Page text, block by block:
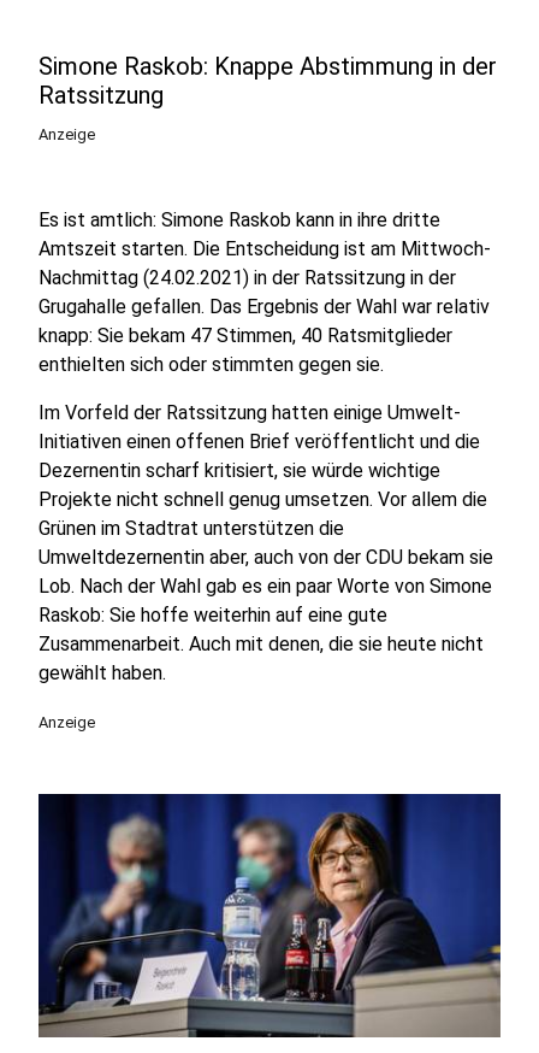
Simone Raskob: Knappe Abstimmung in der
Ratssitzung
Anzeige
Es ist amtlich: Simone Raskob kann in ihre dritte
Amtszeit starten. Die Entscheidung ist am Mittwoch-
Nachmittag (24.02.2021) in der Ratssitzung in der
Grugahalle gefallen. Das Ergebnis der Wahl war relativ
knapp: Sie bekam 47 Stimmen, 40 Ratsmitglieder
enthielten sich oder stimmten gegen sie.
Im Vorfeld der Ratssitzung hatten einige Umwelt-
Initiativen einen offenen Brief veröffentlicht und die
Dezernentin scharf kritisiert, sie würde wichtige
Projekte nicht schnell genug umsetzen. Vor allem die
Grünen im Stadtrat unterstützen die
Umweltdezernentin aber, auch von der CDU bekam sie
Lob. Nach der Wahl gab es ein paar Worte von Simone
Raskob: Sie hoffe weiterhin auf eine gute
Zusammenarbeit. Auch mit denen, die sie heute nicht
gewählt haben.
Anzeige